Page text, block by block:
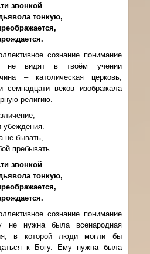
звонкой
тонкую,
сознание понимание
не видят в твоём учении
– католическая церковь,
семнадцати веков изображала
религию.
убеждения.
не бывать,
пребывать.
звонкой
тонкую,
сознание понимание
не нужна была всенародная
в которой люди могли бы
к Богу. Ему нужна была